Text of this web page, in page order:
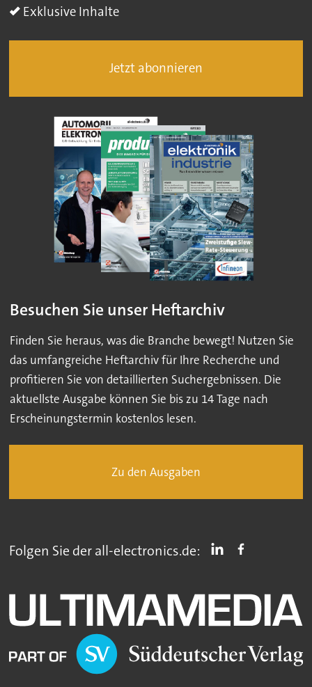
Exklusive Inhalte
Jetzt abonnieren
Besuchen Sie unser Heftarchiv
Finden Sie heraus, was die Branche bewegt! Nutzen Sie
das umfangreiche Heftarchiv für Ihre Recherche und
profitieren Sie von detaillierten Suchergebnissen. Die
aktuellste Ausgabe können Sie bis zu 14 Tage nach
Erscheinungstermin kostenlos lesen.
Zu den Ausgaben
Folgen Sie der all-electronics.de: